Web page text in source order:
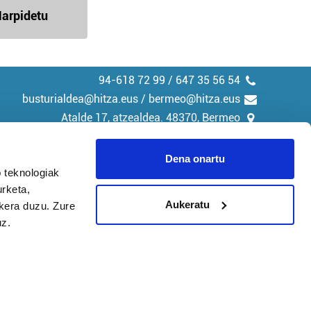
duzu. Zure
Dena onartu
Aukeratu
94-618 72 99 / 647 35 56 54
busturialdea@hitza.eus / bermeo@hitza.eus
Atalde 17, atzealdea. 48370, Bermeo
Cookieak